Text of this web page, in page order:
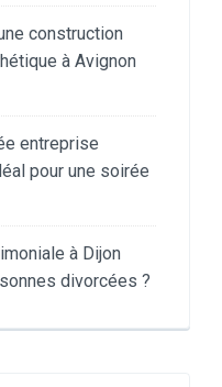
construction
à Avignon
entreprise
pour une soirée
à Dijon
divorcées ?